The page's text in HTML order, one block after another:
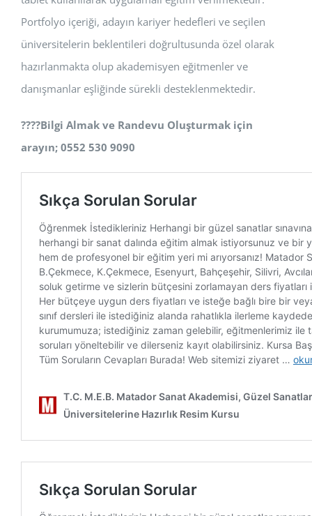
Portfolyo içeriği, adayın kariyer hedefleri ve seçilen
üniversitelerin beklentileri doğrultusunda özel olarak
hazırlanmakta olup akademisyen eğitmenler ve
danışmanlar eşliğinde sürekli desteklenmektedir.
????Bilgi Almak ve Randevu Oluşturmak için
arayın; 0552 530 9090